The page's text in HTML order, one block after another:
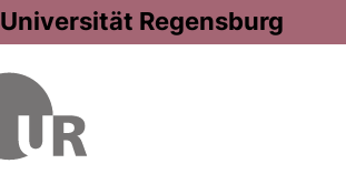
Universität Regensburg